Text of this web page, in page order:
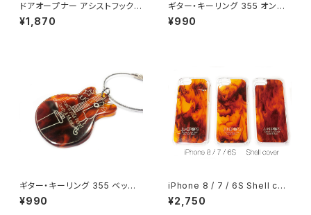
ドアオープナー アシストフック
キーホルダー
¥1,870
ギター・キーリング 355 オンブ
レ
¥990
ギター・キーリング 355 ベッコ
ウ
¥990
iPhone 8 / 7 / 6S Shell cov
er ベッコウ
¥2,750